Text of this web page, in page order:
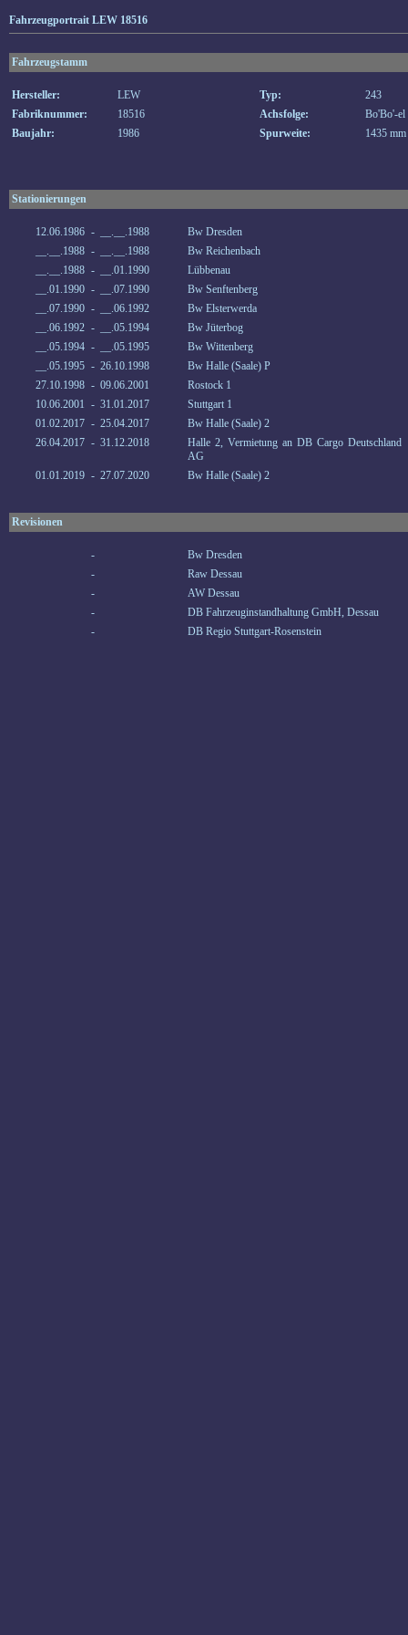
Fahrzeugportrait LEW 18516
Fahrzeugstamm
Hersteller: LEW Typ:
243
Fabriknummer:
18516 Achsfolge:
Bo'Bo'-el
Baujahr:
1986 Spurweite: 1435 mm
Stationierungen
12.06.1986 - __.__.1988
Bw Dresden
__.__.1988 - __.__.1988
Bw Reichenbach
__.__.1988 - __.01.1990
Lübbenau
__.01.1990 - __.07.1990
Bw Senftenberg
__.07.1990 - __.06.1992
Bw Elsterwerda
__.06.1992 - __.05.1994
Bw Jüterbog
__.05.1994 - __.05.1995
Bw Wittenberg
__.05.1995 - 26.10.1998
Bw Halle (Saale) P
27.10.1998 - 09.06.2001
Rostock 1
10.06.2001 - 31.01.2017
Stuttgart 1
01.02.2017 - 25.04.2017
Bw Halle (Saale) 2
26.04.2017 - 31.12.2018
Halle 2, Vermietung an DB Cargo Deutschland
AG
01.01.2019 - 27.07.2020 Bw Halle (Saale) 2
Revisionen
-
Bw Dresden
-
Raw Dessau
-
AW Dessau
-
DB Fahrzeuginstandhaltung GmbH, Dessau
-
DB Regio Stuttgart-Rosenstein